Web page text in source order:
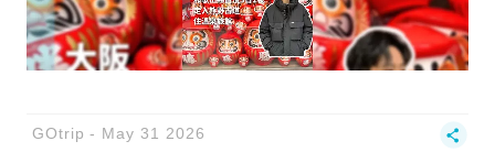
GOtrip May 31 2026